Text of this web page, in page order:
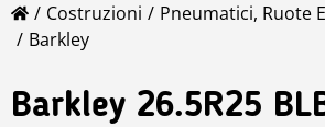
Costruzioni
Pneumatici, Ruote
Barkley
Barkley 26.5R25